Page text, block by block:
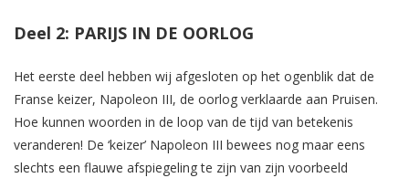
Deel 2: PARIJS IN DE OORLOG
Het eerste deel hebben wij afgesloten op het ogenblik dat de
Franse keizer, Napoleon III, de oorlog verklaarde aan Pruisen.
Hoe kunnen woorden in de loop van de tijd van betekenis
veranderen! De ‘keizer’ Napoleon III bewees nog maar eens
slechts een flauwe afspiegeling te zijn van zijn voorbeeld